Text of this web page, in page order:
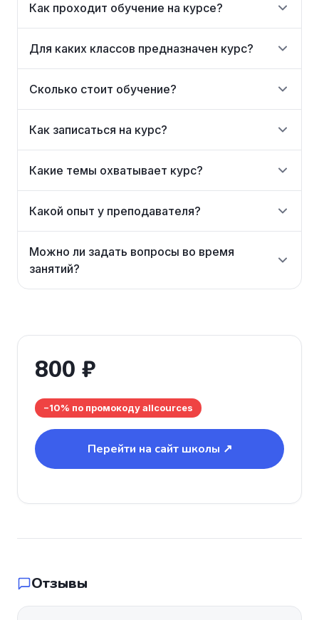
Как проходит обучение на курсе?
Для каких классов предназначен курс?
Сколько стоит обучение?
Как записаться на курс?
Какие темы охватывает курс?
Какой опыт у преподавателя?
Можно ли задать вопросы во время
занятий?
800 ₽
−10% по промокоду allcources
Перейти на сайт школы ↗
Отзывы